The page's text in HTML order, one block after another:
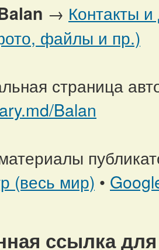
→ Контакты
файлы и пр.)
страница
Balan
(весь мир) •
ссылка